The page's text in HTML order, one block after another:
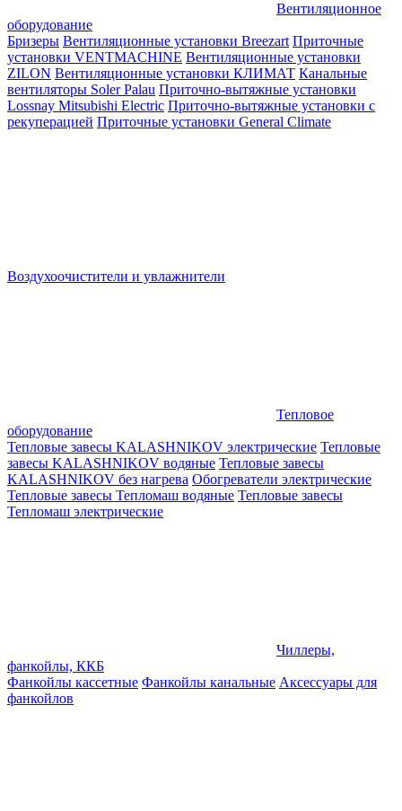
Вентиляционное
оборудование
Бризеры Вентиляционные установки Breezart Приточные
установки VENTMACHINE Вентиляционные установки
ZILON Вентиляционные установки КЛИМАТ Канальные
вентиляторы Soler Palau Приточно-вытяжные установки
Lossnay Mitsubishi Electric Приточно-вытяжные установки с
рекуперацией Приточные установки General Climate
Воздухоочистители и увлажнители
Тепловое
оборудование
Тепловые завесы KALASHNIKOV электрические Тепловые
завесы KALASHNIKOV водяные Тепловые завесы
KALASHNIKOV без нагрева Обогреватели электрические
Тепловые завесы Тепломаш водяные Тепловые завесы
Тепломаш электрические
Чиллеры,
фанкойлы, ККБ
Фанкойлы кассетные Фанкойлы канальные Аксессуары для
фанкойлов